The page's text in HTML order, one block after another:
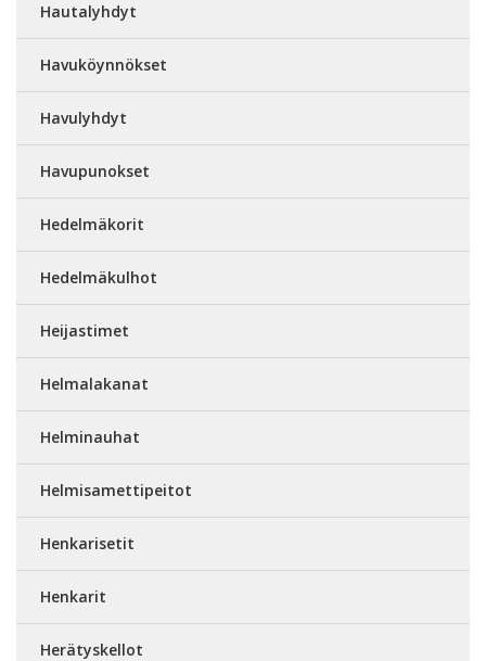
Hautalyhdyt
Havuköynnökset
Havulyhdyt
Havupunokset
Hedelmäkorit
Hedelmäkulhot
Heijastimet
Helmalakanat
Helminauhat
Helmisamettipeitot
Henkarisetit
Henkarit
Herätyskellot